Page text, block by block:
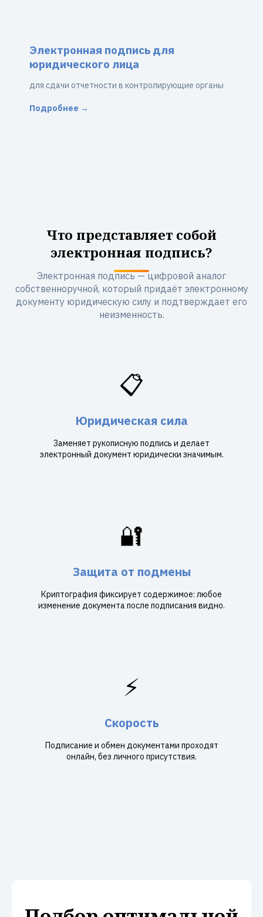
Электронная подпись для
юридического лица
для сдачи отчетности в контролирующие органы
Подробнее →
Что представляет собой
электронная подпись?
Электронная подпись — цифровой аналог
собственноручной, который придаёт электронному
документу юридическую силу и подтверждает его
неизменность.
📋
Юридическая сила
Заменяет рукописную подпись и делает
электронный документ юридически значимым.
🔐
Защита от подмены
Криптография фиксирует содержимое: любое
изменение документа после подписания видно.
⚡
Скорость
Подписание и обмен документами проходят
онлайн, без личного присутствия.